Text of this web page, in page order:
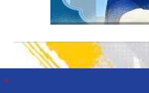
Indonesia